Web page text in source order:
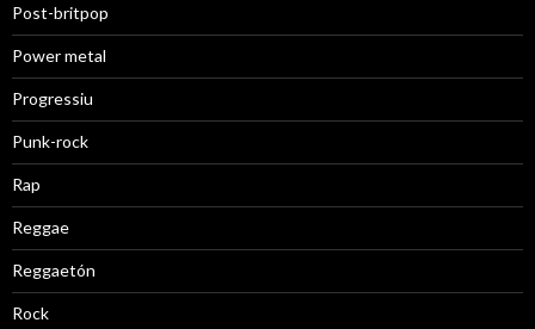
Post-britpop
Power metal
Progressiu
Punk-rock
Rap
Reggae
Reggaetón
Rock